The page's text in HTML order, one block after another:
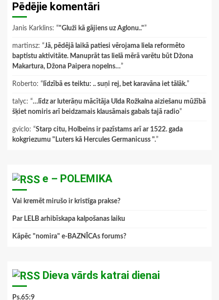
Pēdējie komentāri
Janis Karklins: “"Gluži kā gājiens uz Aglonu.."”
martinsz: “Jā, pēdējā laikā patiesi vērojama liela reformēto
baptistu aktivitāte. Manuprāt tas lielā mērā varētu būt Džona
Makartura, Džona Paipera nopelns…”
Roberto: “ līdzībā es teiktu: .. suņi rej, bet karavāna iet tālāk.”
talyc: “…līdz ar luterāņu mācītāja Ulda Rožkalna aiziešanu mūžībā
šķiet nomiris arī beidzamais klausāmais gabals tajā radio”
gviclo: “Starp citu, Holbeins ir pazīstams arī ar 1522. gada
kokgriezumu "Luters kā Hercules Germanicuss ".”
e – POLEMIKA
Vai kremēt mirušo ir kristīga prakse?
Par LELB arhibīskapa kalpošanas laiku
Kāpēc "nomira" e-BAZNĪCAs forums?
Dieva vārds katrai dienai
Ps.65:9